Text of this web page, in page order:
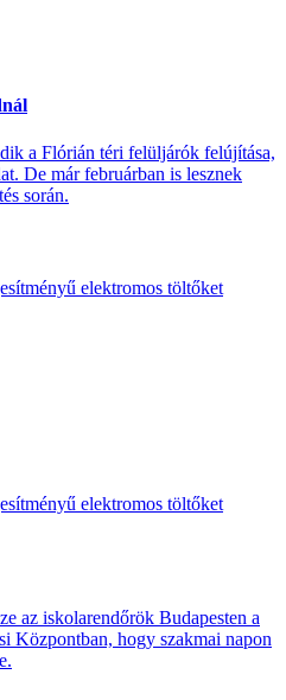
a Flórián téri felüljárók felújítása,
De már februárban is lesznek
során.
elektromos töltőket
elektromos töltőket
az iskolarendőrök Budapesten a
Központban, hogy szakmai napon